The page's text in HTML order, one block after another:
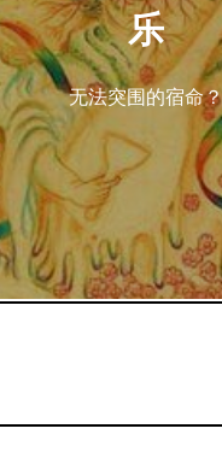
乐
无法突围的宿命？